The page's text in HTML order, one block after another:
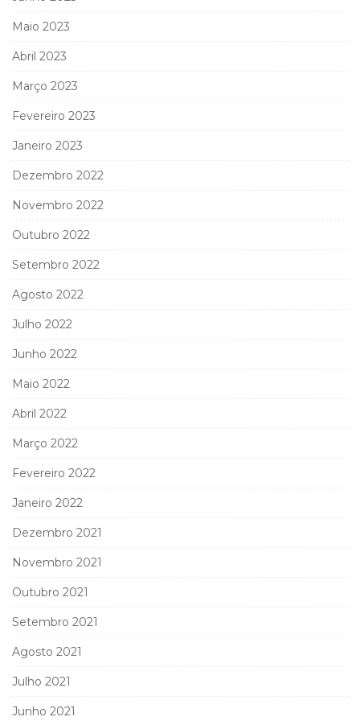
Maio 2023
Abril 2023
Março 2023
Fevereiro 2023
Janeiro 2023
Dezembro 2022
Novembro 2022
Outubro 2022
Setembro 2022
Agosto 2022
Julho 2022
Junho 2022
Maio 2022
Abril 2022
Março 2022
Fevereiro 2022
Janeiro 2022
Dezembro 2021
Novembro 2021
Outubro 2021
Setembro 2021
Agosto 2021
Julho 2021
Junho 2021